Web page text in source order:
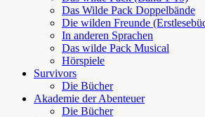
Das Wilde Pack Doppelbände
Die wilden Freunde
In anderen Sprachen
Das wilde Pack Musical
Hörspiele
Survivors
Die Bücher
Akademie der Abenteuer
Die Bücher